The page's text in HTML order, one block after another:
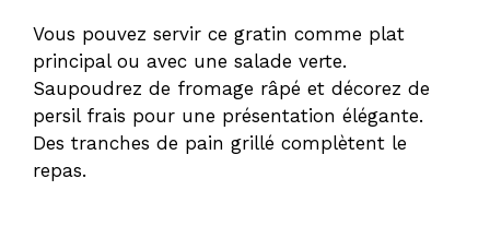
Vous pouvez servir ce gratin comme plat
principal ou avec une salade verte.
Saupoudrez de fromage râpé et décorez de
persil frais pour une présentation élégante.
Des tranches de pain grillé complètent le
repas.